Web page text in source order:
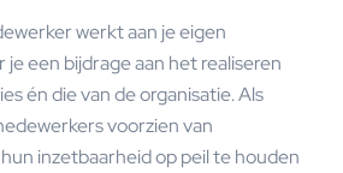
werkt aan je eigen
je een bijdrage aan het realiseren
én die van de organisatie. Als
voorzien van
inzetbaarheid op peil te houden